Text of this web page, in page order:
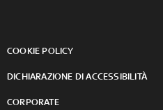
COOKIE POLICY
DICHIARAZIONE DI ACCESSIBILITÀ
CORPORATE